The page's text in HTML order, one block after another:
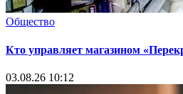
Общество
Кто управляет магазином
03.08.26 10:12